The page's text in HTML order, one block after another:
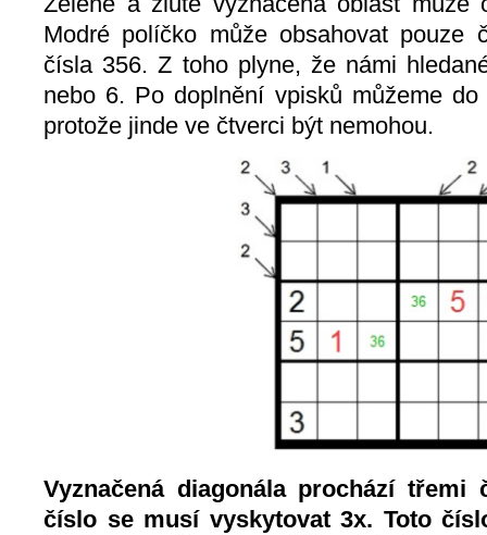
Modré políčko může obsahovat pouze
čísla 356. Z toho plyne, že námi
nebo 6. Po doplnění vpisků můžeme
protože jinde ve čtverci být nemohou.
Vyznačená diagonála prochází třemi
číslo se musí vyskytovat 3x. Toto